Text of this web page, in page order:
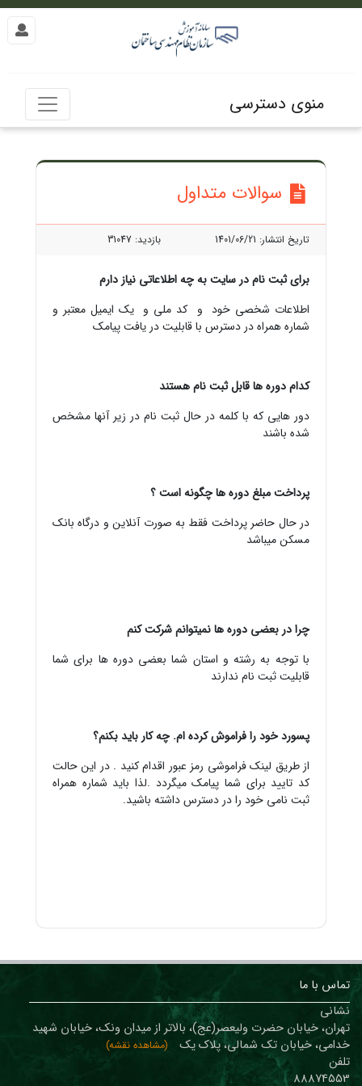
منوی دسترسی
سوالات متداول
تاریخ انتشار: 1401/06/21 بازدید: 31047
برای ثبت نام در سایت به چه اطلاعاتی نیاز دارم
اطلاعات شخصی خود و کد ملی و یک ایمیل معتبر و
شماره همراه در دسترس با قابلیت در یافت پیامک
کدام دوره ها قابل ثبت نام هستند
دور هایی که با کلمه در حال ثبت نام در زیر آنها مشخص
شده باشند
پرداخت مبلغ دوره ها چگونه است ؟
در حال حاضر پرداخت فقط به صورت آنلاین و درگاه بانک
مسکن میباشد
چرا در بعضی دوره ها نمیتوانم شرکت کنم
با توجه به رشته و استان شما بعضی دوره ها برای شما
قابلیت ثبت نام ندارند
پسورد خود را فراموش کرده ام. چه کار باید بکنم؟
از طریق لینک فراموشی رمز عبور اقدام کنید . در این حالت
کد تایید برای شما پیامک میگردد .لذا باید شماره همراه
ثبت نامی خود را در دسترس داشته باشید.
تماس با ما
نشانی
تهران، خیابان حضرت ولیعصر(عج)، بالاتر از میدان ونک، خیابان شهید
خدامی، خیابان تک شمالی، پلاک یک
(مشاهده نقشه)
تلفن
88874553